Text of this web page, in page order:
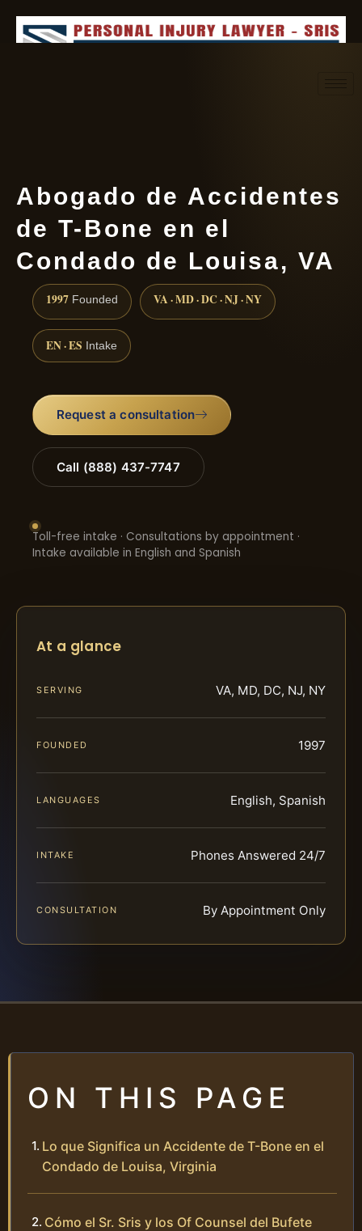
Abogado de Accidentes
de T-Bone en el
Condado de Louisa, VA
1997 Founded VA · MD · DC · NJ · NY
EN · ES Intake
Request a consultation
Call (888) 437-7747
Toll-free intake · Consultations by appointment ·
Intake available in English and Spanish
At a glance
SERVING VA, MD, DC, NJ, NY
FOUNDED 1997
LANGUAGES English, Spanish
INTAKE Phones Answered 24/7
CONSULTATION By Appointment Only
ON THIS PAGE
Lo que Significa un Accidente de T-Bone en el
Condado de Louisa, Virginia
Cómo el Sr. Sris y los Of Counsel del Bufete